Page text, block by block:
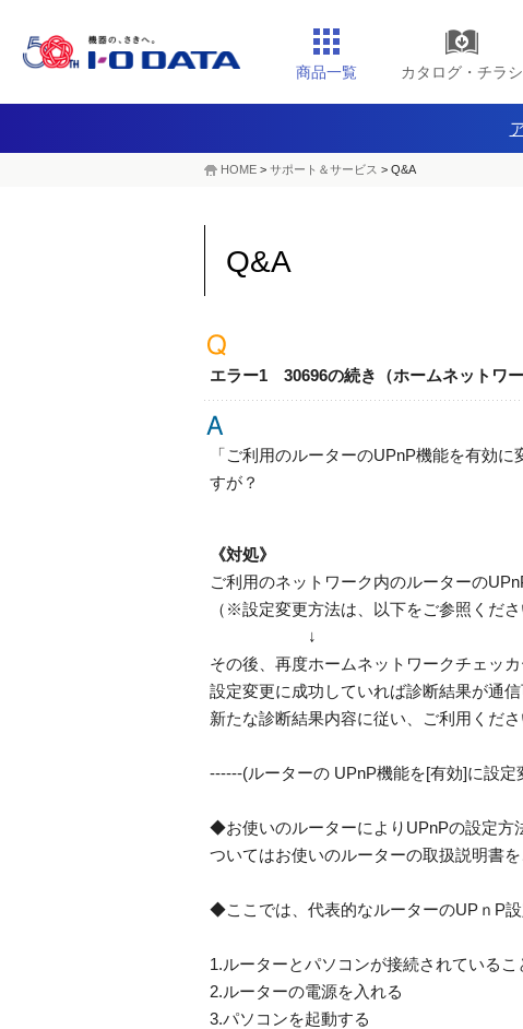
商品一覧 カタログ・チラシ
HOME > サポート＆サービス > Q&A
Q&A
エラー1 30696の続き（ホームネットワー
「ご利用のルーターのUPnP機能を有効
すが？
《対処》
ご利用のネットワーク内のルーターの
（※設定変更方法は、以下をご参照くださ
↓
その後、再度ホームネットワークチェッ
設定変更に成功していれば診断結果が通信
新たな診断結果内容に従い、ご利用くださ
------(ルーターの UPnP機能を[有効]に設
◆お使いのルーターによりUPnPの設定方
ついてはお使いのルーターの取扱説明書を
◆ここでは、代表的なルーターのUPｎP設
1.ルーターとパソコンが接続されているこ
2.ルーターの電源を入れる
3.パソコンを起動する